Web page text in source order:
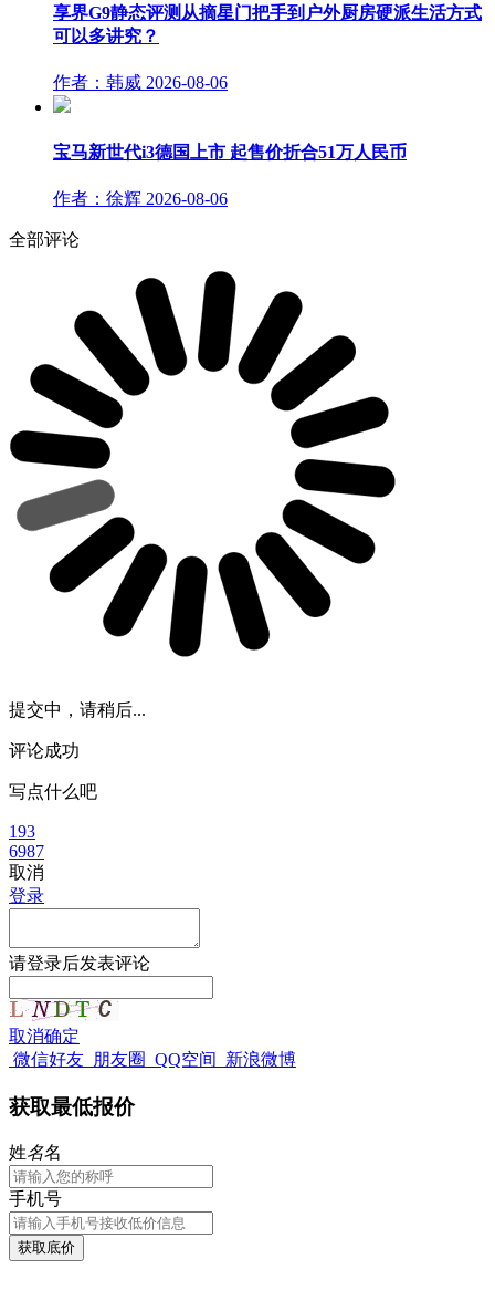
享界G9静态评测从摘星门把手到户外厨房硬派生活方式
可以多讲究？
作者：韩威 2026-08-06
宝马新世代i3德国上市 起售价折合51万人民币
作者：徐辉 2026-08-06
全部评论
提交中，请稍后...
评论成功
写点什么吧
193
6987
取消
登录
请登录后发表评论
取消确定
微信好友 朋友圈 QQ空间 新浪微博
获取最低报价
姓名名
手机号
获取底价